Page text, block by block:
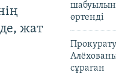
жат
өртенді
сұраған